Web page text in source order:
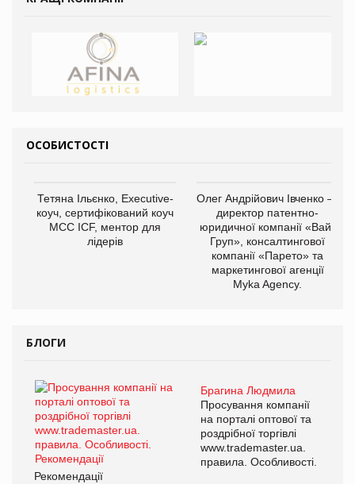
ОСОБИСТОСТІ
Тетяна Ільєнко, Executive-
коуч, сертифікований коуч
МСС ICF, ментор для
лідерів
Олег Андрійович Івченко —
директор патентно-
юридичної компанії «Вайз
Груп», консалтингової
компанії «Парето» та
маркетингової агенції
Myka Agency.
БЛОГИ
Брагина Людмила
Просування компанії
на порталі оптової та
роздрібної торгівлі
www.trademaster.ua.
правила. Особливості.
Рекомендації